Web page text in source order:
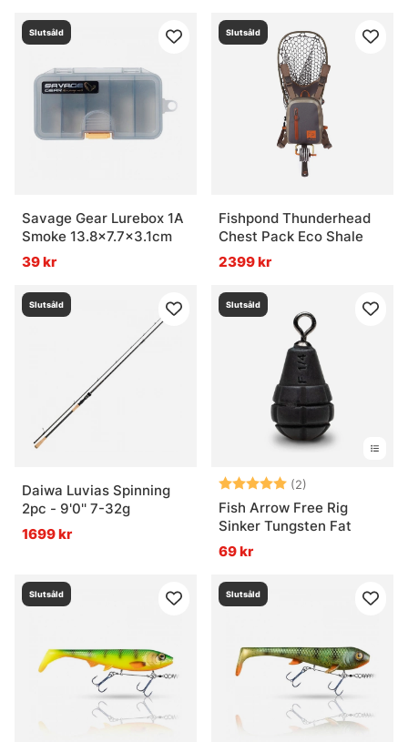
Slutsåld
Savage Gear Lurebox 1A
Smoke 13.8x7.7x3.1cm
39 kr
Slutsåld
Fishpond Thunderhead
Chest Pack Eco Shale
2399 kr
Slutsåld
Daiwa Luvias Spinning
2pc - 9'0'' 7-32g
1699 kr
Slutsåld
Betyg: (2)
Fish Arrow Free Rig
Sinker Tungsten Fat
69 kr
Slutsåld Slutsåld